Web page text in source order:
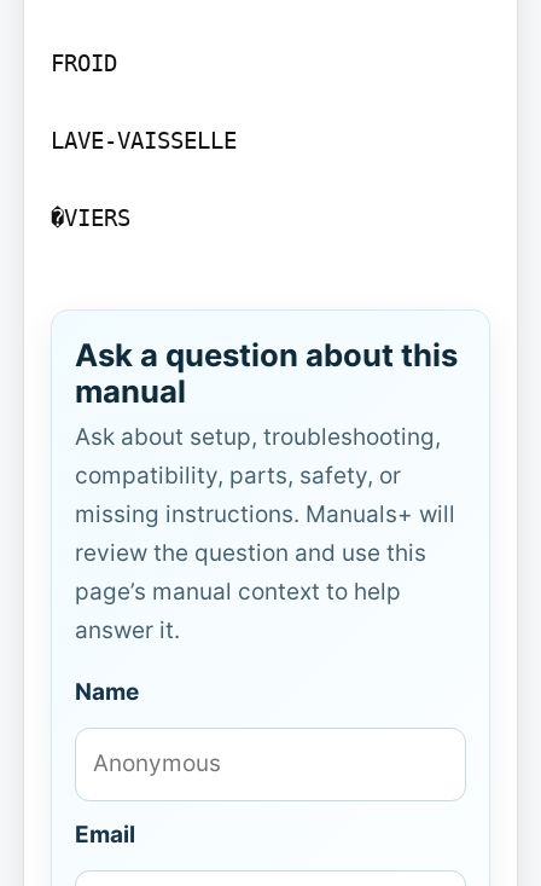
FROID
LAVE-VAISSELLE
�VIERS
Ask a question about this
manual
Ask about setup, troubleshooting,
compatibility, parts, safety, or
missing instructions. Manuals+ will
review the question and use this
page’s manual context to help
answer it.
Name
Email